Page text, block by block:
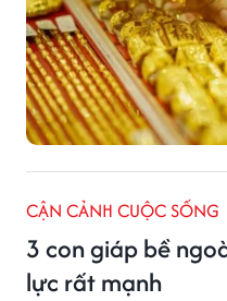
CẬN CẢNH CUỘC SỐNG
3 con giáp bề
lực rất mạnh